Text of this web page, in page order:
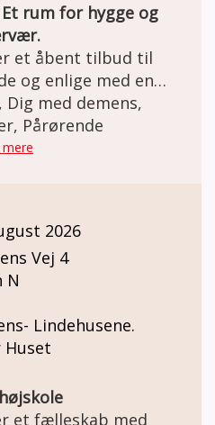
rum for hygge og
et åbent tilbud til
og enlige med en
efterlevere fra hele
at deltage. Man
af foreningen for
ofte indbyder til
Dig med demens,
Pårørende
mere
2026
Vej 4
N
Lindehusene.
et fælleskab med